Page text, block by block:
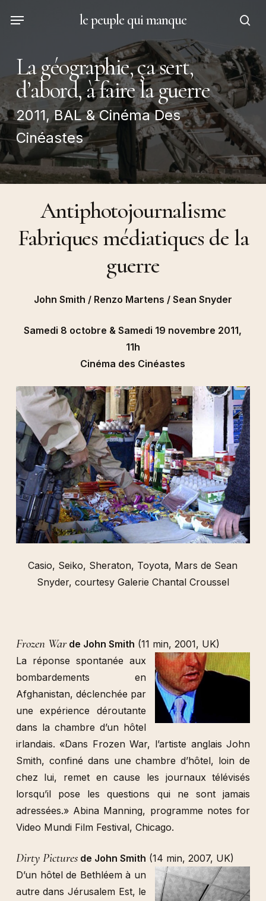
content
le peuple qui manque
Menu
La géographie, ça sert,
d’abord, à faire la guerre
2011, BAL & Cinéma Des
Cinéastes
Antiphotojournalisme
Fabriques médiatiques de la
guerre
John Smith / Renzo Martens / Sean Snyder
Samedi 8 octobre & Samedi 19 novembre 2011,
11h
Cinéma des Cinéastes
Casio, Seiko, Sheraton, Toyota, Mars de Sean
Snyder, courtesy Galerie Chantal Croussel
Frozen Warde John Smith (11 min, 2001, UK)
La réponse spontanée aux
bombardements en
Afghanistan, déclenchée par
une expérience déroutante
dans la chambre d’un hôtel
irlandais. «Dans Frozen War, l’artiste anglais John
Smith, confiné dans une chambre d’hôtel, loin de
chez lui, remet en cause les journaux télévisés
lorsqu’il pose les questions qui ne sont jamais
adressées.» Abina Manning, programme notes for
Video Mundi Film Festival, Chicago.
Dirty Picturesde John Smith (14 min, 2007, UK)
D’un hôtel de Bethléem à un
autre dans Jérusalem Est, le